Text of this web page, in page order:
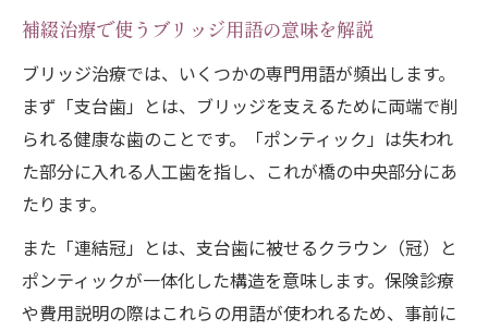
補綴治療で使うブリッジ用語の意味を解説
ブリッジ治療では、いくつかの専門用語が頻出します。
まず「支台歯」とは、ブリッジを支えるために両端で削
られる健康な歯のことです。「ポンティック」は失われ
た部分に入れる人工歯を指し、これが橋の中央部分にあ
たります。
また「連結冠」とは、支台歯に被せるクラウン（冠）と
ポンティックが一体化した構造を意味します。保険診療
や費用説明の際はこれらの用語が使われるため、事前に